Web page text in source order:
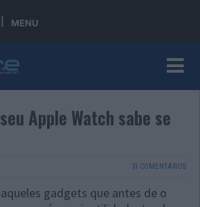
MENU
Apple Watch sabe se
31 COMENTÁRIOS
gadgets que antes de o